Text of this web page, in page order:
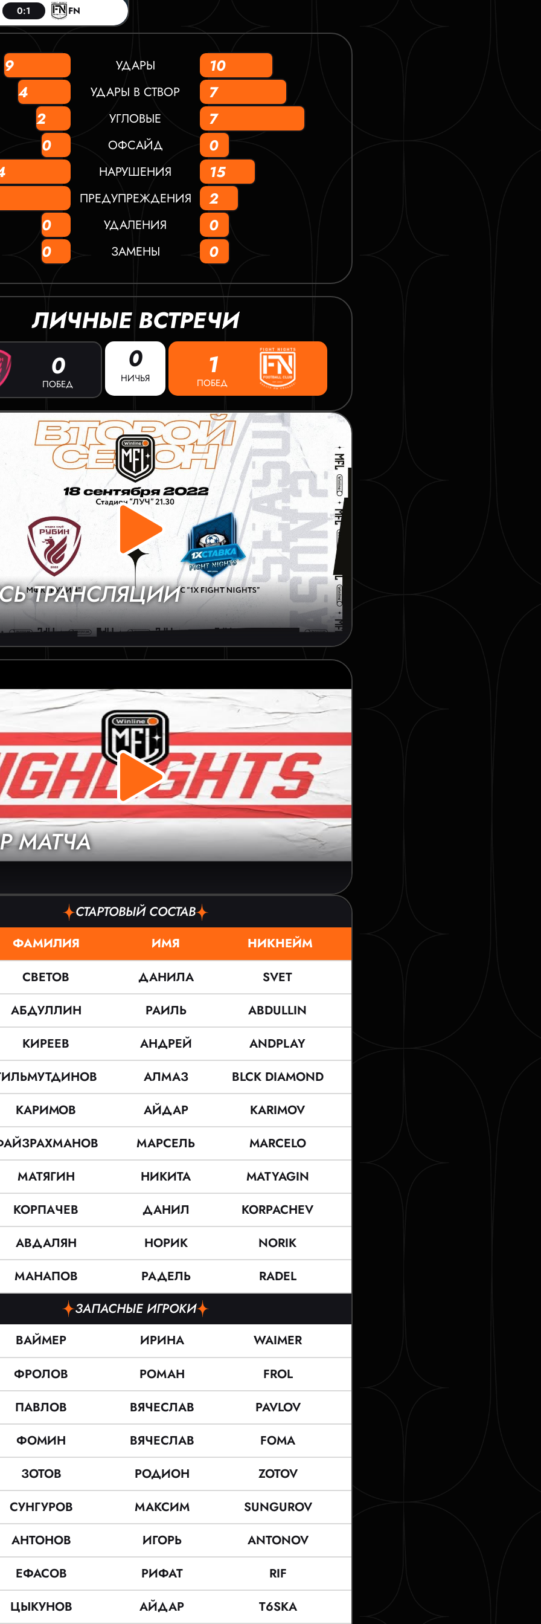
0:1 FN
9 УДАРЫ
10
4
УДАРЫ В СТВОР
7
2
УГЛОВЫЕ
7
0
ОФСАЙД
0
НАРУШЕНИЯ 15
ПРЕДУПРЕЖДЕНИЯ
2
0
УДАЛЕНИЯ
0
0
ЗАМЕНЫ 0
ЛИЧНЫЕ ВСТРЕЧИ
0
ПОБЕД
0
НИЧЬЯ 1
ПОБЕД
ТРАНСЛЯЦИИ
МАТЧА
СТАРТОВЫЙ СОСТАВ
ФАМИЛИЯ ИМЯ
НИКНЕЙМ
СВЕТОВ
ДАНИЛА
SVET
АБДУЛЛИН
РАИЛЬ
ABDULLIN
КИРЕЕВ
АНДРЕЙ
ANDPLAY
АЛМАЗ
BLCK DIAMOND
КАРИМОВ
АЙДАР
KARIMOV
МАРСЕЛЬ
MARCELO
МАТЯГИН
НИКИТА
MATYAGIN
КОРПАЧЕВ
ДАНИЛ
KORPACHEV
АВДАЛЯН
НОРИК
NORIK
МАНАПОВ
РАДЕЛЬ RADEL
ЗАПАСНЫЕ ИГРОКИ
ВАЙМЕР ИРИНА
WAIMER
ФРОЛОВ
РОМАН
FROL
ПАВЛОВ
ВЯЧЕСЛАВ
PAVLOV
ФОМИН
ВЯЧЕСЛАВ
FOMA
ЗОТОВ
РОДИОН
ZOTOV
СУНГУРОВ
МАКСИМ
SUNGUROV
АНТОНОВ
ИГОРЬ
ANTONOV
ЕФАСОВ
РИФАТ
RIF
ЦЫКУНОВ
АЙДАР T6SKA